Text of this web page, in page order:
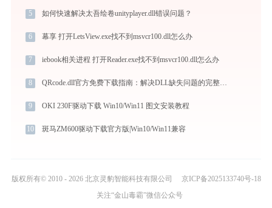
5 如何快速解决太吾绘卷unityplayer.dll错误问题？
6 幕享 打开LetsView.exe找不到msvcr100.dll怎么办
7 iebook相关进程 打开Reader.exe找不到msvcr100.dll怎么办
8 QRcode.dll官方免费下载指南：解决DLL缺失问题的完整方案
9 OKI 230F驱动下载 Win10/Win11 图文安装教程
10 斑马ZM600驱动下载官方版|Win10/Win11兼容
版权所有© 2010 - 2026 北京灵豹智能科技有限公司
京ICP备2025133740号-18
关注“金山毒霸”微信公众号